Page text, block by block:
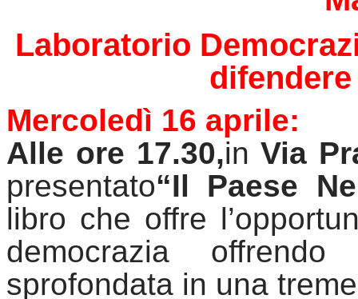
Laboratorio
Mercoledì 16 aprile:
Alle ore 17.30,in Via
presentato“Il Paese
libro che offre
democrazia
sprofondata in una